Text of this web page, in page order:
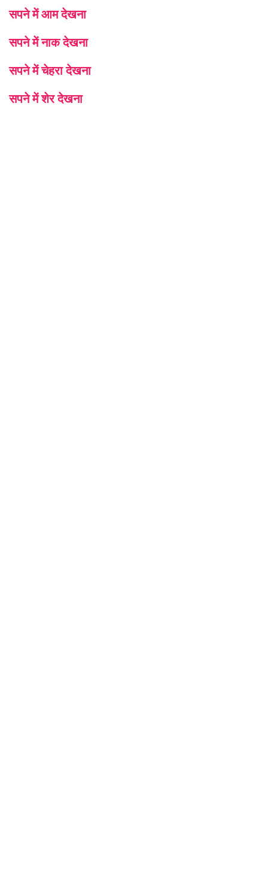
सपने में आम देखना
सपने में नाक देखना
सपने में चेहरा देखना
सपने में शेर देखना